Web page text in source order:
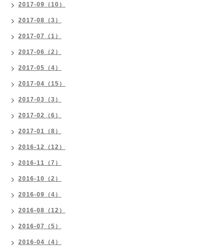
2017-09（10）
2017-08（3）
2017-07（1）
2017-06（2）
2017-05（4）
2017-04（15）
2017-03（3）
2017-02（6）
2017-01（8）
2016-12（12）
2016-11（7）
2016-10（2）
2016-09（4）
2016-08（12）
2016-07（5）
2016-04（4）